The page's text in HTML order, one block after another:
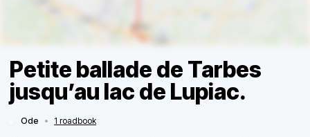
Petite ballade de Tarbes
jusqu’au lac de Lupiac.
Ode • 1 roadbook